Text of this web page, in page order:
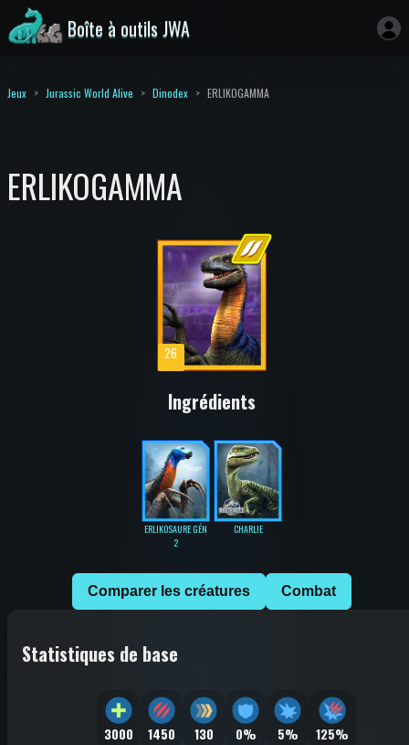
Boîte à outils JWA
Jeux Jurassic World Alive Dinodex ERLIKOGAMMA
ERLIKOGAMMA
26
Ingrédients
ERLIKOSAURE GÉN
2
CHARLIE
Comparer les créatures Combat
Statistiques de base
3000 1450 130 0% 5% 125%